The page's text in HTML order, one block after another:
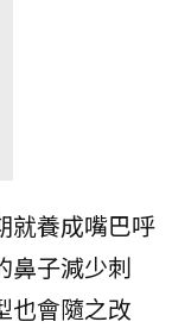
就養成嘴巴呼
鼻子減少刺
也會隨之改